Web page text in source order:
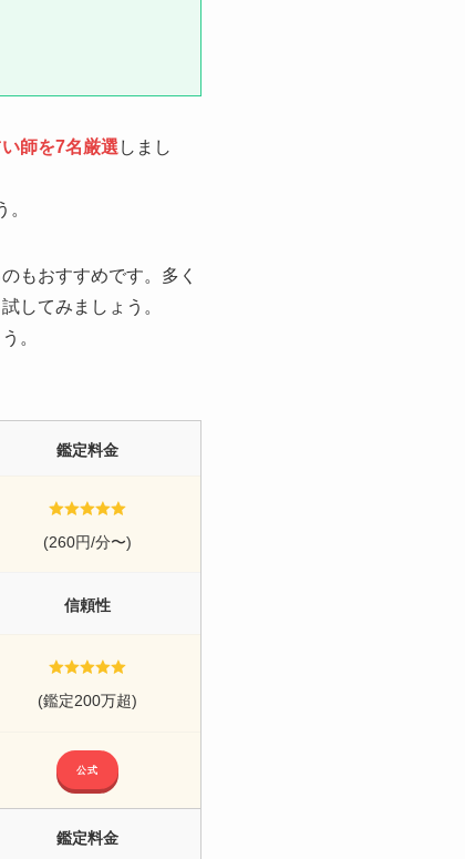
師を7名厳選 しまし
もおすすめです。多く
してみましょう。
。
鑑定料金
(260円/分〜)
信頼性
(鑑定200万超)
公式
鑑定料金